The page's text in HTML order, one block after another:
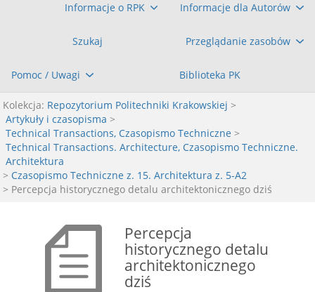
Informacje o RPK Informacje dla Autorów
Szukaj Przeglądanie zasobów
Pomoc / Uwagi Biblioteka PK
Kolekcja: Repozytorium Politechniki Krakowskiej >
Artykuły i czasopisma >
Technical Transactions, Czasopismo Techniczne >
Technical Transactions. Architecture, Czasopismo Techniczne.
Architektura
> Czasopismo Techniczne z. 15. Architektura z. 5-A2
> Percepcja historycznego detalu architektonicznego dziś
Percepcja
historycznego detalu
architektonicznego
dziś